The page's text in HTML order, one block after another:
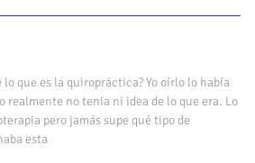
lo que es la quiropráctica? Yo oírlo lo había
realmente no tenía ni idea de lo que era. Lo
pero jamás supe qué tipo de
esta